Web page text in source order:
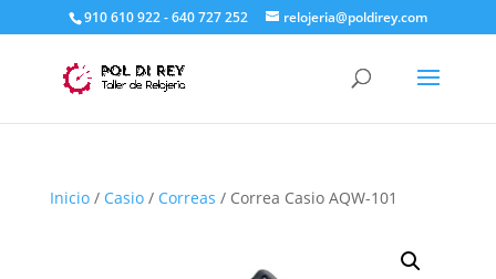
910 610 922 - 640 727 252 relojeria@poldirey.com
Inicio/ Casio/ Correas / Correa Casio AQW-101